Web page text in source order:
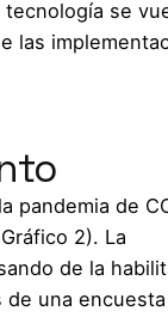
se
las
pandemia de
2). La
de la
una